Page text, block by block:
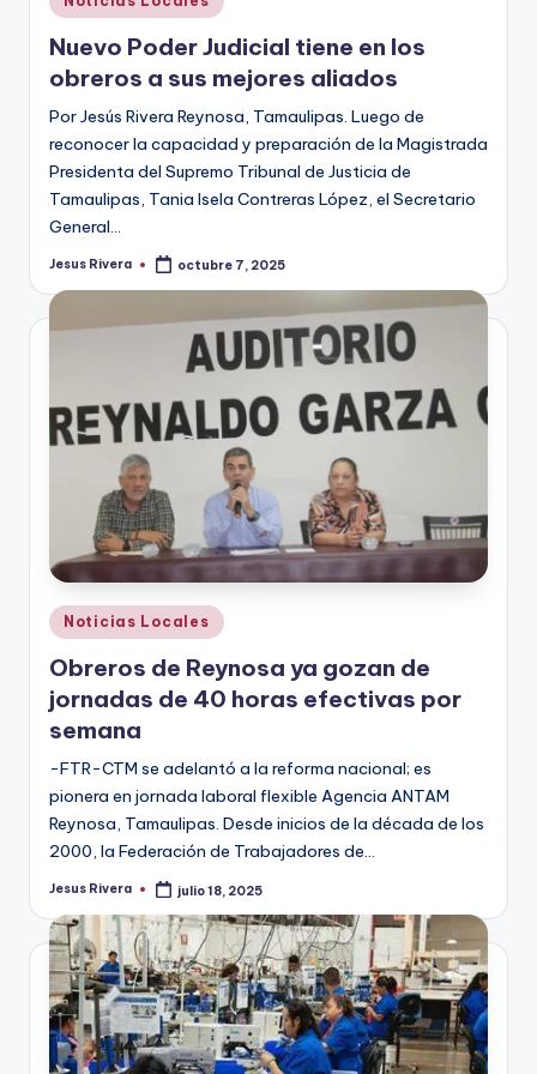
en
Nuevo Poder Judicial tiene en los
obreros a sus mejores aliados
Por Jesús Rivera Reynosa, Tamaulipas. Luego de
reconocer la capacidad y preparación de la Magistrada
Presidenta del Supremo Tribunal de Justicia de
Tamaulipas, Tania Isela Contreras López, el Secretario
General…
Publicado
Jesus Rivera octubre 7, 2025
Publicado
en
Noticias Locales
Obreros de Reynosa ya gozan de
jornadas de 40 horas efectivas por
semana
-FTR-CTM se adelantó a la reforma nacional; es
pionera en jornada laboral flexible Agencia ANTAM
Reynosa, Tamaulipas. Desde inicios de la década de los
2000, la Federación de Trabajadores de…
Publicado
Jesus Rivera julio 18, 2025